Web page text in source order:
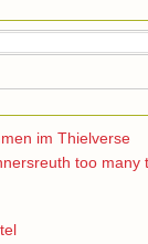
im Thielverse
too many